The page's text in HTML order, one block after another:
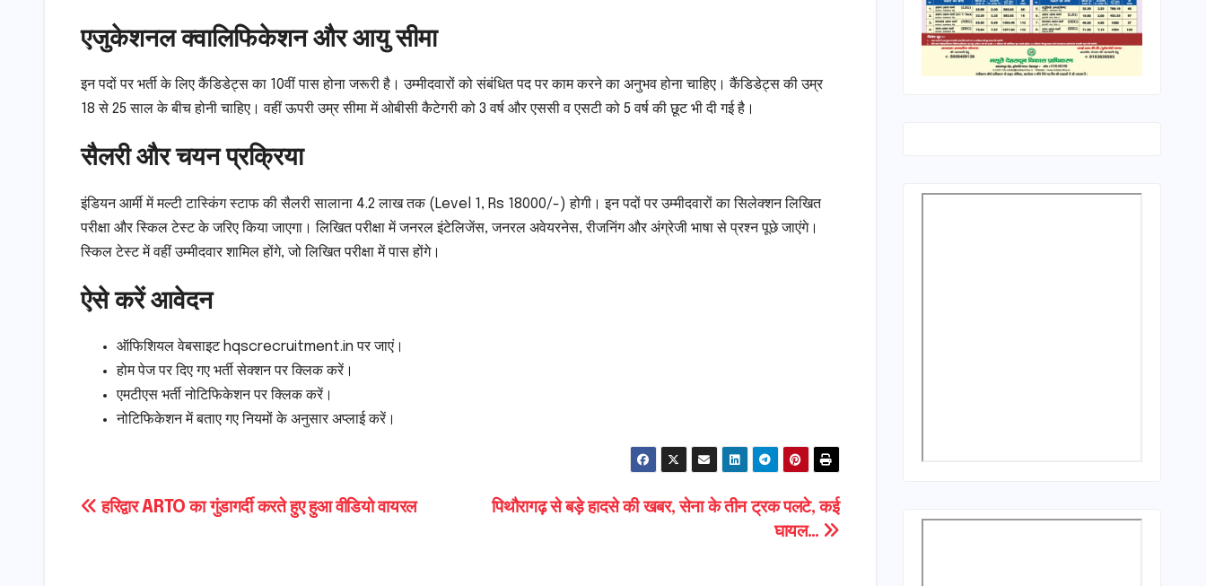
एजुकेशनल क्वालिफिकेशन और आयु सीमा
इन पदों पर भर्ती के लिए कैंडिडेट्स का 10वीं पास होना जरूरी है। उम्मीदवारों को संबंधित पद पर काम करने का अनुभव होना चाहिए। कैंडिडेट्स की उम्र
18 से 25 साल के बीच होनी चाहिए। वहीं ऊपरी उम्र सीमा में ओबीसी कैटेगरी को 3 वर्ष और एससी व एसटी को 5 वर्ष की छूट भी दी गई है।
सैलरी और चयन प्रक्रिया
इंडियन आर्मी में मल्टी टास्किंग स्टाफ की सैलरी सालाना 4.2 लाख तक (Level 1, Rs 18000/-) होगी। इन पदों पर उम्मीदवारों का सिलेक्शन लिखित
परीक्षा और स्किल टेस्ट के जरिए किया जाएगा। लिखित परीक्षा में जनरल इंटेलिजेंस, जनरल अवेयरनेस, रीजनिंग और अंग्रेजी भाषा से प्रश्न पूछे जाएंगे।
स्किल टेस्ट में वहीं उम्मीदवार शामिल होंगे, जो लिखित परीक्षा में पास होंगे।
ऐसे करें आवेदन
ऑफिशियल वेबसाइट hqscrecruitment.in पर जाएं।
होम पेज पर दिए गए भर्ती सेक्शन पर क्लिक करें।
एमटीएस भर्ती नोटिफिकेशन पर क्लिक करें।
नोटिफिकेशन में बताए गए नियमों के अनुसार अप्लाई करें।
Post
पिथौरागढ़ से बड़े हादसे की खबर, सेना के तीन ट्रक पलटे, कई
घायल…
हरिद्वार ARTO का गुंडागर्दी करते हुए हुआ वीडियो वायरल